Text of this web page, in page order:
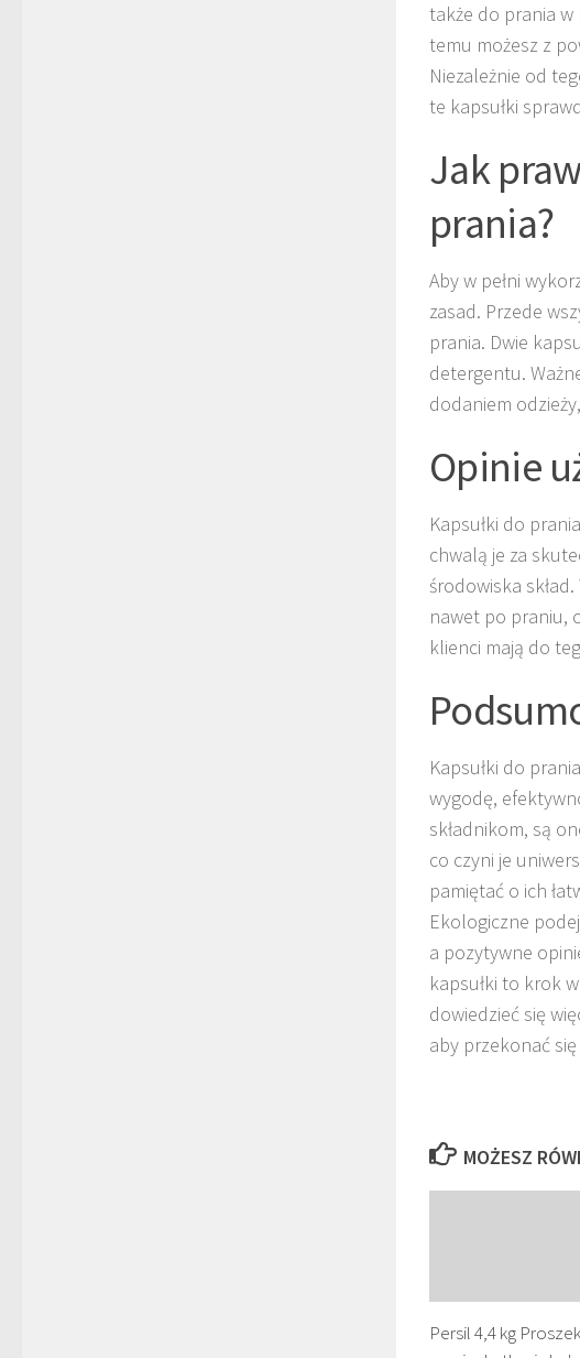
także do prania w
temu możesz z
Niezależnie od
te kapsułki
Jak
prania?
Aby w pełni
zasad. Przede
prania. Dwie
detergentu.
dodaniem
Opinie
Kapsułki do
chwalą je za
środowiska
nawet po praniu,
klienci mają do
Kapsułki do
wygodę,
składnikom, są
co czyni je
pamiętać o ich
Ekologiczne
a pozytywne
kapsułki to krok
dowiedzieć się
aby przekonać
MOŻESZ
Persil 4,4 kg